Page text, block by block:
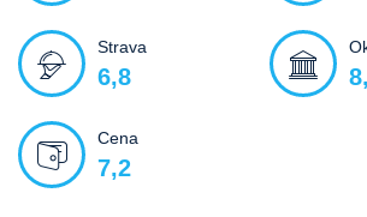
Strava
6,8
Cena
7,2